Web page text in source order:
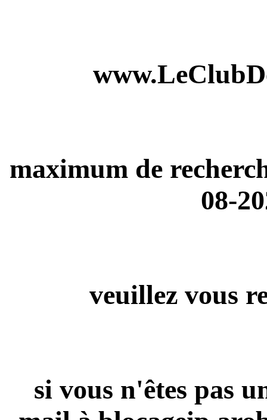
maximum de
08-
veuillez vous
si vous n'êtes pas